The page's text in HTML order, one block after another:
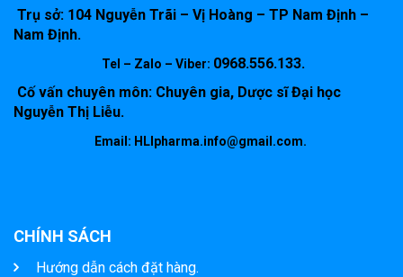
Trụ sở: 104 Nguyễn Trãi – Vị Hoàng – TP Nam Định –
Nam Định.
Tel – Zalo – Viber: 0968.556.133.
Cố vấn chuyên môn: Chuyên gia, Dược sĩ Đại học
Nguyễn Thị Liễu.
Email: HLIpharma.info@gmail.com.
CHÍNH SÁCH
Hướng dẫn cách đặt hàng.